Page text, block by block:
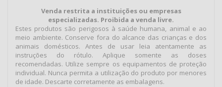
Venda restrita a instituições ou empresas
especializadas. Proibida a venda livre.
Estes produtos são perigosos à saúde humana, animal e ao
meio ambiente. Conserve fora do alcance das crianças e dos
animais domésticos. Antes de usar leia atentamente as
instruções do rótulo. Aplique somente as doses
recomendadas. Utilize sempre os equipamentos de proteção
individual. Nunca permita a utilização do produto por menores
de idade. Descarte corretamente as embalagens.